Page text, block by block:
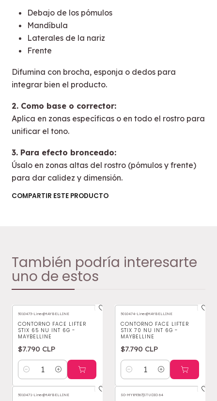
Debajo de los pómulos
Mandíbula
Laterales de la nariz
Frente
Difumina con brocha, esponja o dedos para
integrar bien el producto.
2. Como base o corrector:
Aplica en zonas específicas o en todo el rostro para
unificar el tono.
3. Para efecto bronceado:
Úsalo en zonas altas del rostro (pómulos y frente)
para dar calidez y dimensión.
COMPARTIR ESTE PRODUCTO
También podría interesarte
uno de estos
5010473-Linea|MAYBELLINE
CONTORNO FACE LIFTER
STIX 65 NU INT 6G -
MAYBELLINE
$7.790 CLP
Cantidad
5010474-Linea|MAYBELLINE
CONTORNO FACE LIFTER
STIX 70 NU INT 6G -
MAYBELLINE
$7.790 CLP
Cantidad
5010471-Linea|MAYBELLINE SO-MY89367|STUDIO 64